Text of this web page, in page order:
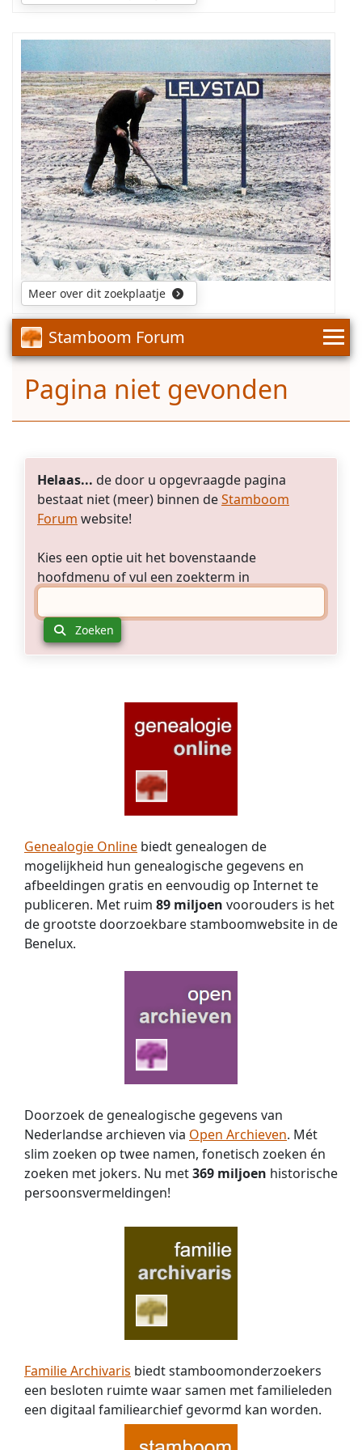
is
deze
man?
Meer over dit zoekplaatje
Stamboom Forum
Pagina niet gevonden
Helaas... de door u opgevraagde pagina
bestaat niet (meer) binnen deStamboom
Forum website!
Kies een optie uit het bovenstaande
hoofdmenu of vul een zoekterm in
Zoeken
Genealogie Online biedt genealogen de
mogelijkheid hun genealogische gegevens en
afbeeldingen gratis en eenvoudig op Internet te
publiceren. Met ruim 89 miljoen voorouders is het
de grootste doorzoekbare stamboomwebsite in de
Benelux.
Doorzoek de genealogische gegevens van
Nederlandse archieven via Open Archieven. Mét
slim zoeken op twee namen, fonetisch zoeken én
zoeken met jokers. Nu met369 miljoen historische
persoons­vermeldingen!
Familie Archivaris biedt stamboomonderzoekers
een besloten ruimte waar samen met familieleden
een digitaal familiearchief gevormd kan worden.